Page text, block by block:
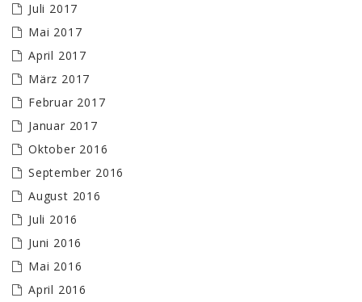
Juli 2017
Mai 2017
April 2017
März 2017
Februar 2017
Januar 2017
Oktober 2016
September 2016
August 2016
Juli 2016
Juni 2016
Mai 2016
April 2016